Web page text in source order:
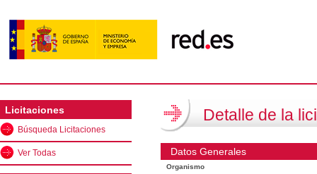
Licitaciones
Búsqueda Licitaciones
Ver Todas
Detalle de la
Datos Generales
Organismo